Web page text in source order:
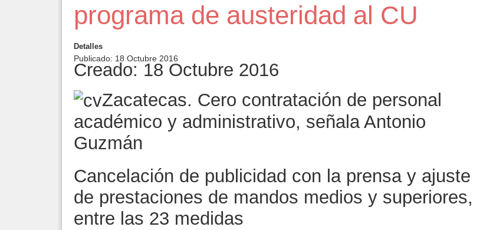
programa de austeridad al CU
Detalles
Publicado: 18 Octubre 2016
Creado: 18 Octubre 2016
Zacatecas. Cero contratación de personal
académico y administrativo, señala Antonio
Guzmán
Cancelación de publicidad con la prensa y ajuste
de prestaciones de mandos medios y superiores,
entre las 23 medidas